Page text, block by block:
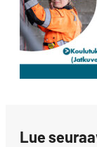
Lue